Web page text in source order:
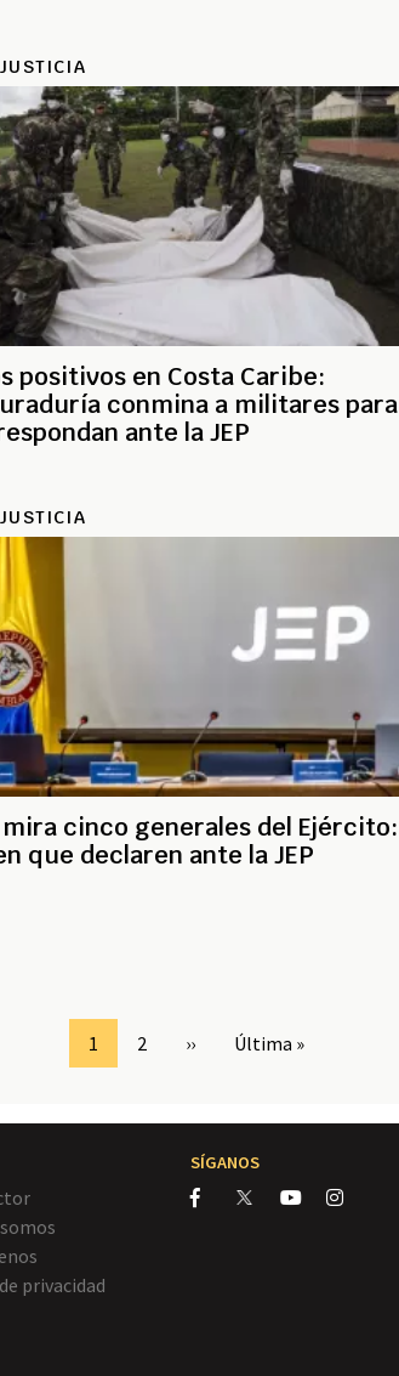
JUSTICIA
positivos en Costa Caribe:
conmina a militares para
ante la JEP
JUSTICIA
mira cinco generales del Ejército:
que declaren ante la JEP
Page
1 Page
2
Siguiente
››
Última
Última »
privacidad
SÍGANOS